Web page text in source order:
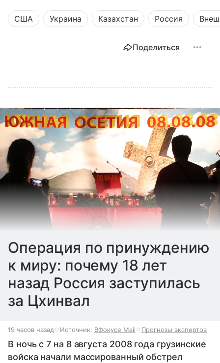
США Украина Казахстан Россия
Поделиться
Операция по принуждению
к миру: почему 18 лет
назад Россия заступилась
за Цхинвал
19 часов назад Источник: ВФокусе Mail Прогнозы экспертов
В ночь с 7 на 8 августа 2008 года грузинские
войска начали массированный обстрел